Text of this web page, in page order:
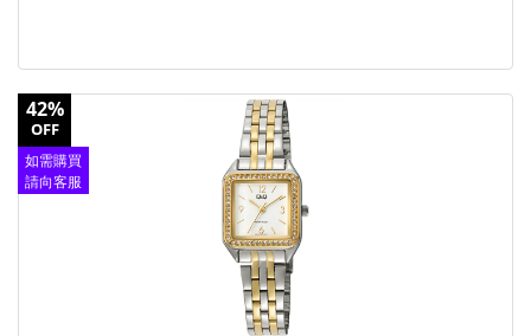
42%
OFF
如需購買
請向客服